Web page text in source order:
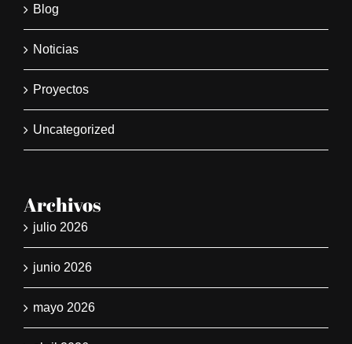
Blog
Noticias
Proyectos
Uncategorized
Archivos
julio 2026
junio 2026
mayo 2026